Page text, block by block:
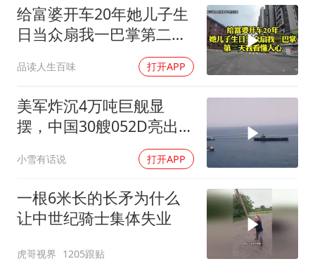
给富婆开车20年她儿子生
日当众扇我一巴掌第二天
品读人生百味 打开APP
美军炸沉4万吨巨舰显
摆，中国30艘052D亮出
10马赫“航母杀手”，西太
变天了！
小雪有话说 打开APP
一根6米长的长矛为什么
让中世纪骑士集体失业
虎哥视界 1205跟贴